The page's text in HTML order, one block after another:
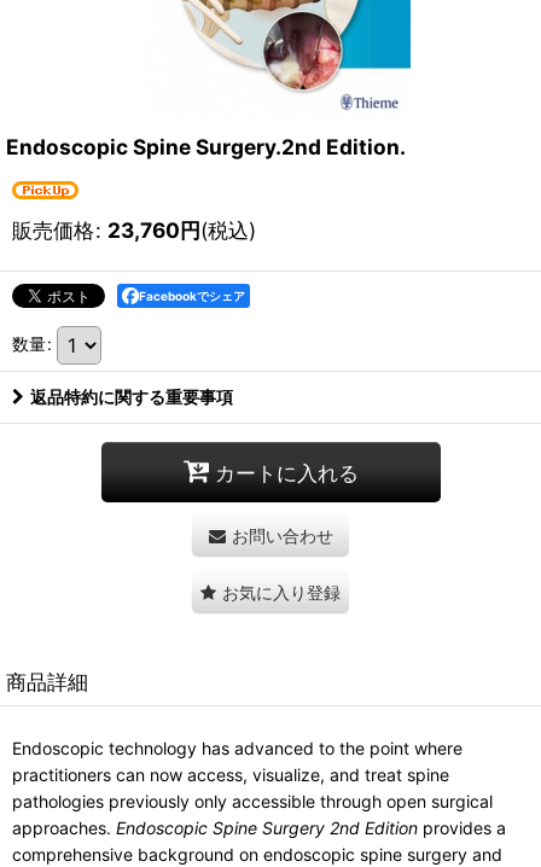
Endoscopic Spine Surgery.2nd Edition.
販売価格: 23,760円(税込)
Facebookでシェア
数量:
返品特約に関する重要事項
カートに入れる
お問い合わせ
お気に入り登録
商品詳細
Endoscopic technology has advanced to the point where
practitioners can now access, visualize, and treat spine
pathologies previously only accessible through open surgical
approaches. Endoscopic Spine Surgery 2nd Edition provides a
comprehensive background on endoscopic spine surgery and